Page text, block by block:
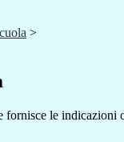
>
fornisce le indicazioni